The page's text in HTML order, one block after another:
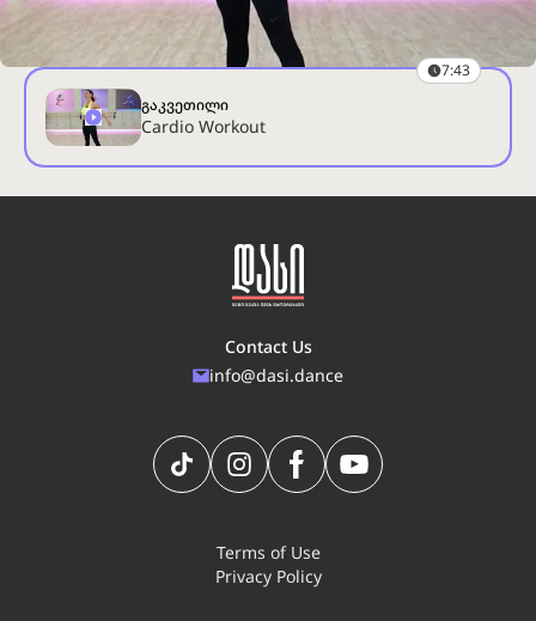
გაკვეთილი
Cardio Workout
7:43
Contact Us
info@dasi.dance
Terms of Use
Privacy Policy